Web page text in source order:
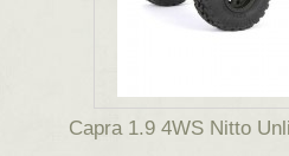
Capra 1.9 4WS Nitto